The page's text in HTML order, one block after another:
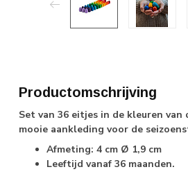
Productomschrijving
Set van 36 eitjes in de kleuren
mooie aankleding voor de
Afmeting: 4 cm Ø 1,9 cm
Leeftijd vanaf 36 maanden.